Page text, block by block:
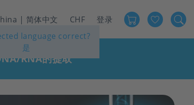
| 简体中文
language correct?
是
CHF
User
account
menu
登录
RNA的提取